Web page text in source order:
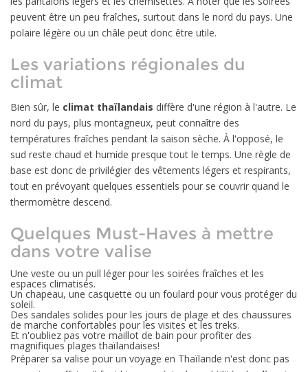
peuvent être un peu fraîches, surtout dans le nord du pays. Une
polaire légère ou un châle peut donc être utile.
Les variations régionales du
climat
Bien sûr, le climat thaïlandais diffère d'une région à l'autre. Le
nord du pays, plus montagneux, peut connaître des
températures fraîches pendant la saison sèche. À l'opposé, le
sud reste chaud et humide presque tout le temps. Une règle de
base est donc de privilégier des vêtements légers et respirants,
tout en prévoyant quelques essentiels pour se couvrir quand le
thermomètre descend.
Quelques Must-Haves à mettre
dans votre valise
Une veste ou un pull léger pour les soirées fraîches et les
espaces climatisés.
Un chapeau, une casquette ou un foulard pour vous protéger du
soleil.
Des sandales solides pour les jours de plage et des chaussures
de marche confortables pour les visites et les treks.
Et n'oubliez pas votre maillot de bain pour profiter des
magnifiques plages thaïlandaises!
Préparer sa valise pour un voyage en Thaïlande n'est donc pas